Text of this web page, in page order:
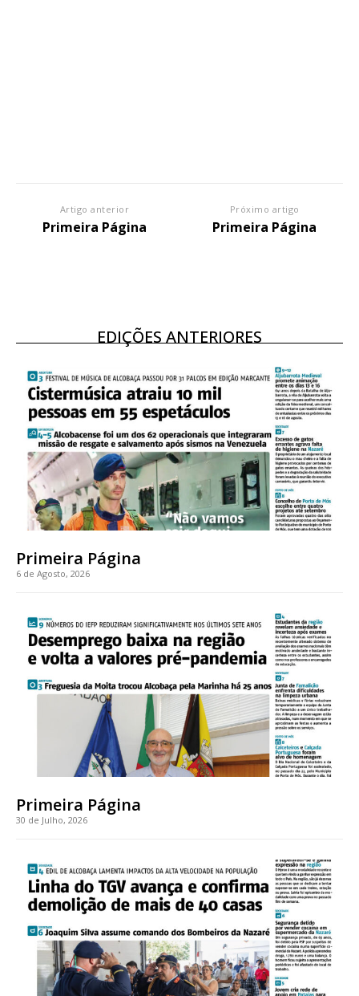
Planos de Assinatura
Faça-se assinante do Região de Cister e ajude-nos a manter este serviço
Sendo assinante terá acesso a todos os conteúdos exclusivos e versões
digitais.
Escolha o plano de assinatura desejado:
32€
12 meses
Edição em papel entregue à Quinta-feira em sua
Artigo anterior
Primeira Página
Próximo artigo
Primeira Página
EDIÇÕES ANTERIORES
Primeira Página
6 de Agosto, 2026
Primeira Página
30 de Julho, 2026